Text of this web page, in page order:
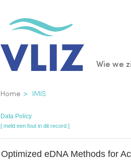
Wie we
Kruimelpad
Home IMIS
Data Policy
[ meld een fout in dit record ]
Optimized eDNA Methods for